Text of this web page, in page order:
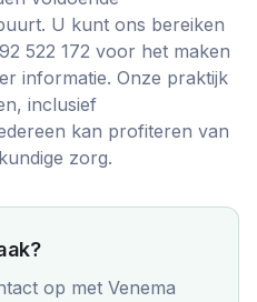
U kunt ons bereiken
522 172 voor het maken
informatie. Onze praktijk
inclusief
kan profiteren van
zorg.
op met Venema